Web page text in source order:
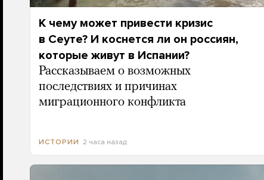
К чему может привести кризис
в Сеуте? И коснется ли он россиян,
которые живут в Испании?
Рассказываем о возможных
последствиях и причинах
миграционного конфликта
ИСТОРИИ 2 часа назад